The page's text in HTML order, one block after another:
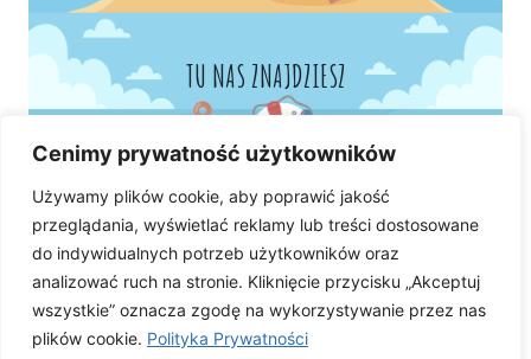
Cenimy prywatność użytkowników
Używamy plików cookie, aby poprawić jakość
przeglądania, wyświetlać reklamy lub treści dostosowane
do indywidualnych potrzeb użytkowników oraz
analizować ruch na stronie. Kliknięcie przycisku „Akceptuj
wszystkie” oznacza zgodę na wykorzystywanie przez nas
plików cookie. Polityka Prywatności
TU NAS ZNAJDZIESZ